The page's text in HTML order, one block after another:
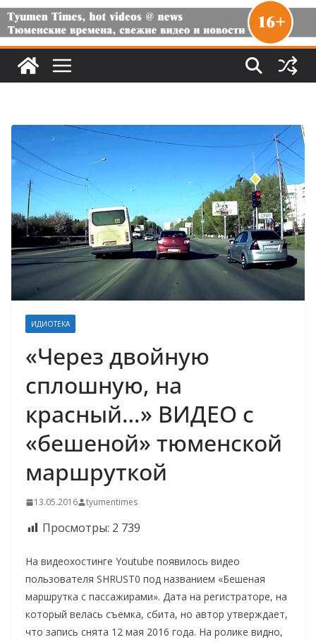
ИДИОТЕКА
«Через двойную
сплошную, на
красный…» ВИДЕО с
«бешеной» тюменской
маршруткой
13.05.2016 tyumentimes
Просмотры: 2 739
На видеохостинге Youtube появилось видео
пользователя SHRUST0 под названием «Бешеная
маршрутка с пассажирами». Дата на регистраторе, на
который велась съемка, сбита, но автор утверждает,
что запись снята 12 мая 2016 года. На ролике видно,